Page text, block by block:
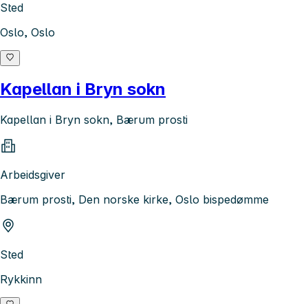
Sted
Oslo, Oslo
Kapellan i Bryn sokn
Kapellan i Bryn sokn, Bærum prosti
Arbeidsgiver
Bærum prosti, Den norske kirke, Oslo bispedømme
Sted
Rykkinn